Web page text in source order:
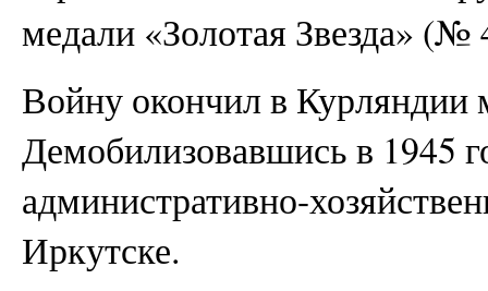
медали «Золотая Звезда» (№
Войну окончил в
Демобилизовавшись в 1945
административно-
Иркутске.